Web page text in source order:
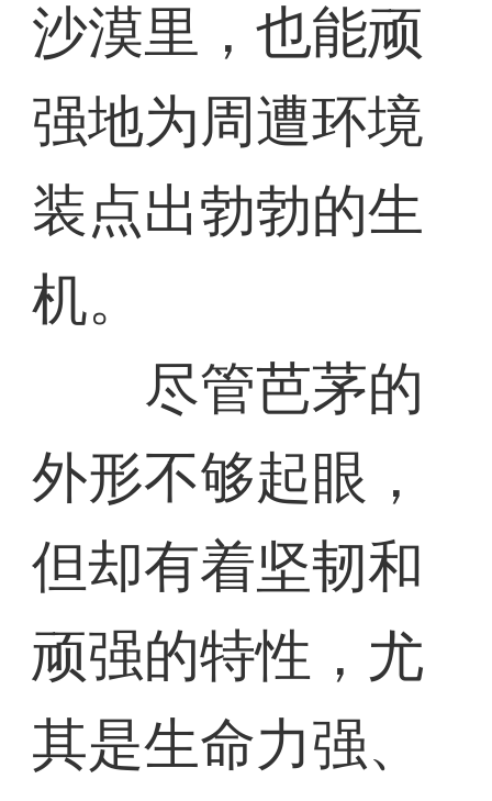
沙漠里，也能顽
强地为周遭环境
装点出勃勃的生
机。
尽管芭茅的
外形不够起眼，
但却有着坚韧和
顽强的特性，尤
其是生命力强、